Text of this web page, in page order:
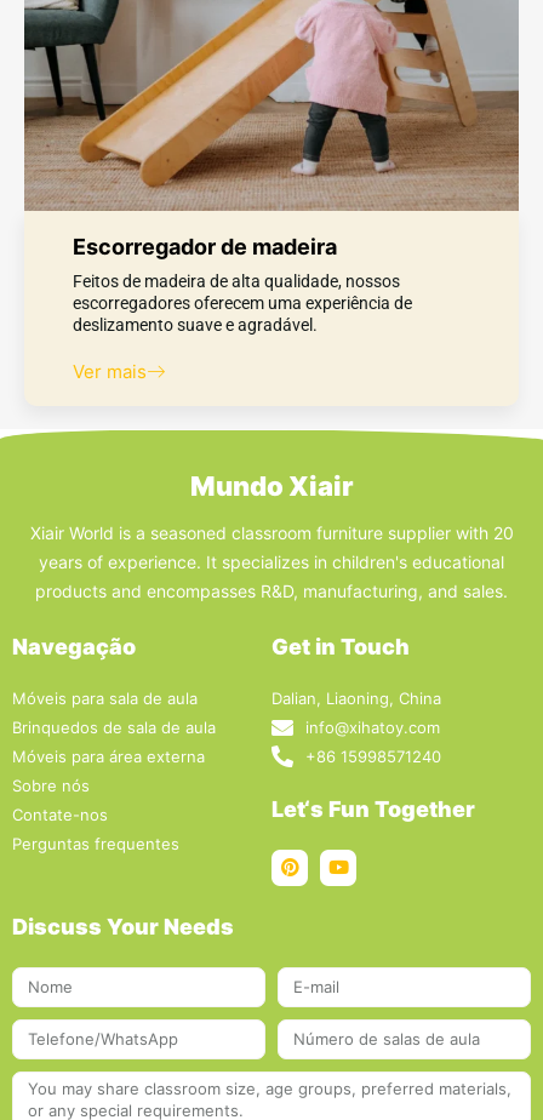
Escorregador de madeira
Feitos de madeira de alta qualidade, nossos
escorregadores oferecem uma experiência de
deslizamento suave e agradável.
Ver mais
Mundo Xiair
Xiair World is a seasoned classroom furniture supplier with 20
years of experience. It specializes in children's educational
products and encompasses R&D, manufacturing, and sales.
Navegação
Móveis para sala de aula
Brinquedos de sala de aula
Móveis para área externa
Sobre nós
Contate-nos
Perguntas frequentes
Get in Touch
Dalian, Liaoning, China
info@xihatoy.com
+86 15998571240
Let‘s Fun Together
Discuss Your Needs